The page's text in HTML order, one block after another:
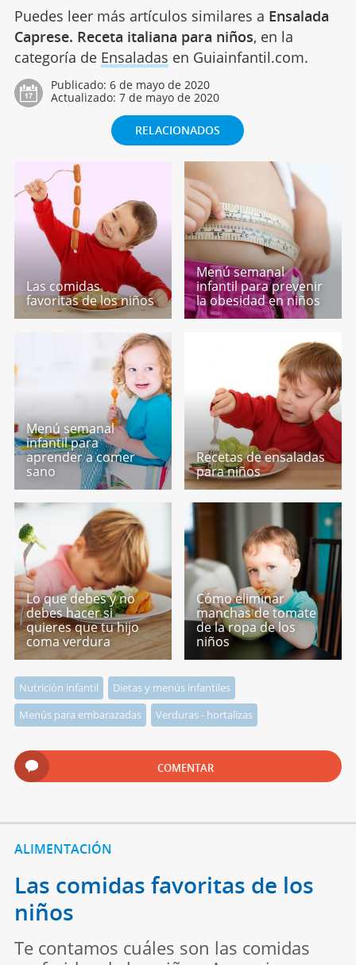
Puedes leer más artículos similares a Ensalada
Caprese. Receta italiana para niños, en la
categoría de Ensaladas en Guiainfantil.com.
Publicado: 6 de mayo de 2020
Actualizado: 7 de mayo de 2020
RELACIONADOS
Las comidas
favoritas de los niños
Menú semanal
infantil para prevenir
la obesidad en niños
Menú semanal
infantil para
aprender a comer
sano
Recetas de ensaladas
para niños
Lo que debes y no
debes hacer si
quieres que tu hijo
coma verdura
Cómo eliminar
manchas de tomate
de la ropa de los
niños
Nutrición infantil
Dietas y menús infantiles
Menús para embarazadas
Verduras - hortalizas
COMENTAR
ALIMENTACIÓN
Las comidas favoritas de los
niños
Te contamos cuáles son las comidas